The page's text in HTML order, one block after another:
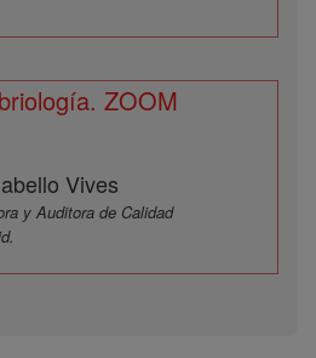
ZOOM
Vives
y Auditora de Calidad